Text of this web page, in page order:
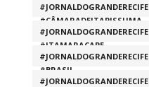
#CÂMARADEITAPISSUMA
#ITAMARACAPE
#BRASIL